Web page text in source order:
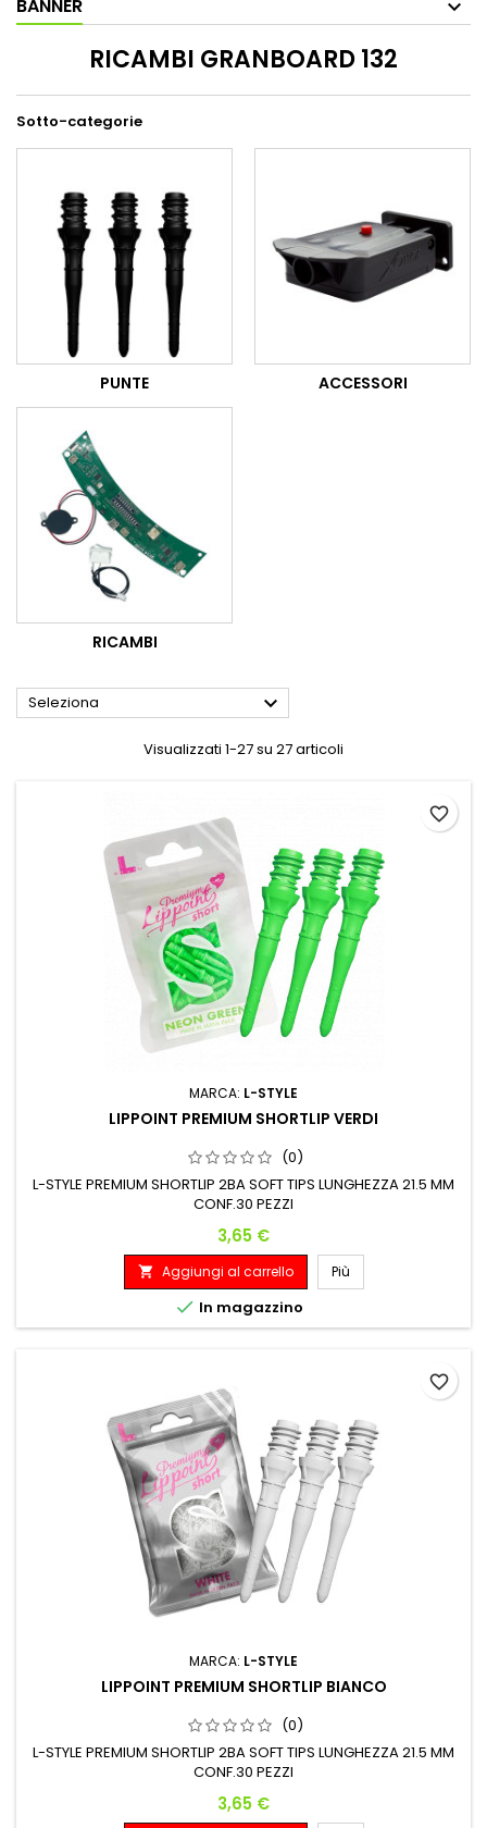
BANNER
RICAMBI GRANBOARD 132
Sotto-categorie
PUNTE ACCESSORI
RICAMBI
Seleziona 
Visualizzati 1-27 su 27 articoli
MARCA: L-STYLE
LIPPOINT PREMIUM SHORTLIP VERDI
(0)
L-STYLE PREMIUM SHORTLIP 2BA SOFT TIPS LUNGHEZZA 21.5 MM
CONF.30 PEZZI
Prezzo
3,65 €
 Aggiungi al carrello Più
 In magazzino
favorite_border
MARCA: L-STYLE
LIPPOINT PREMIUM SHORTLIP BIANCO
(0)
L-STYLE PREMIUM SHORTLIP 2BA SOFT TIPS LUNGHEZZA 21.5 MM
CONF.30 PEZZI
Prezzo
3,65 €
favorite_border